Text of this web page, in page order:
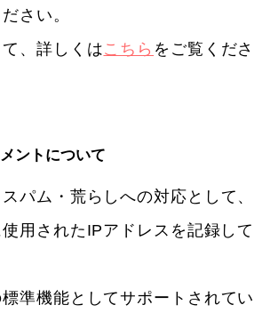
さい。
、詳しくはこちら をご覧くださ
ントについて
パム・荒らしへの対応として、
用されたIPアドレスを記録して
準機能としてサポートされてい